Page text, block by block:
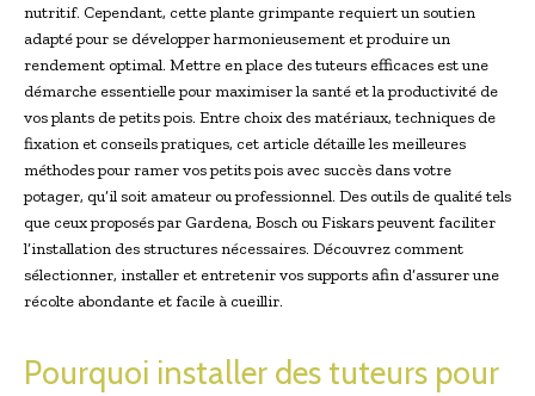
nutritif. Cependant, cette plante grimpante requiert un soutien
adapté pour se développer harmonieusement et produire un
rendement optimal. Mettre en place des tuteurs efficaces est une
démarche essentielle pour maximiser la santé et la productivité de
vos plants de petits pois. Entre choix des matériaux, techniques de
fixation et conseils pratiques, cet article détaille les meilleures
méthodes pour ramer vos petits pois avec succès dans votre
potager, qu’il soit amateur ou professionnel. Des outils de qualité tels
que ceux proposés par Gardena, Bosch ou Fiskars peuvent faciliter
l’installation des structures nécessaires. Découvrez comment
sélectionner, installer et entretenir vos supports afin d’assurer une
récolte abondante et facile à cueillir.
Pourquoi installer des tuteurs pour